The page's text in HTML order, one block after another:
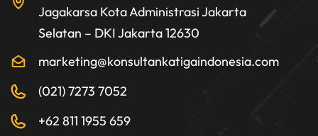
Jagakarsa Kota Administrasi Jakarta
Selatan – DKI Jakarta 12630
marketing@konsultankatigaindonesia.com
(021) 7273 7052
+62 811 1955 659